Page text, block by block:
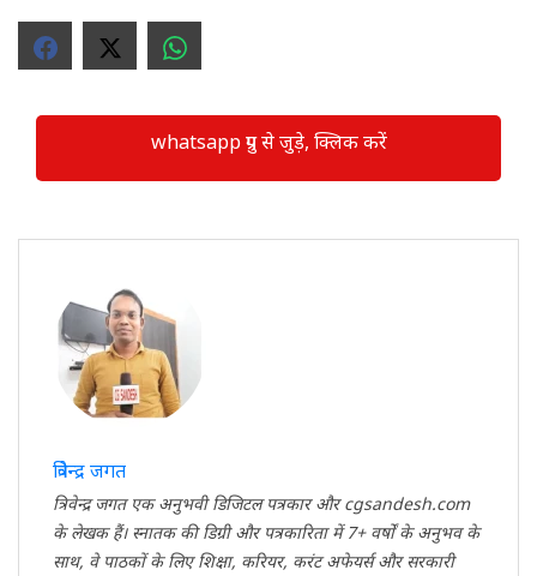
whatsapp ग्रुप से जुड़े, क्लिक करें
त्रिवेन्द्र जगत
त्रिवेन्द्र जगत एक अनुभवी डिजिटल पत्रकार और cgsandesh.com
के लेखक हैं। स्नातक की डिग्री और पत्रकारिता में 7+ वर्षों के अनुभव के
साथ, वे पाठकों के लिए शिक्षा, करियर, करंट अफेयर्स और सरकारी